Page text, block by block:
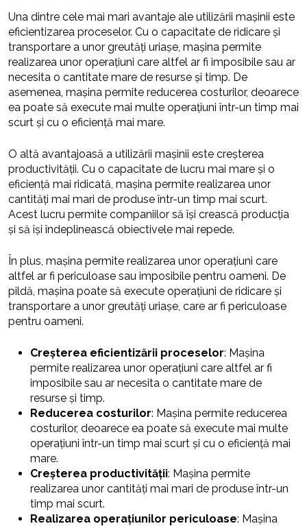
Una dintre cele mai mari avantaje ale utilizării mașinii este
eficientizarea proceselor. Cu o capacitate de ridicare și
transportare a unor greutăți uriașe, mașina permite
realizarea unor operațiuni care altfel ar fi imposibile sau ar
necesita o cantitate mare de resurse și timp. De
asemenea, mașina permite reducerea costurilor, deoarece
ea poate să execute mai multe operațiuni într-un timp mai
scurt și cu o eficiență mai mare.
O altă avantajoasă a utilizării mașinii este creșterea
productivității. Cu o capacitate de lucru mai mare și o
eficiență mai ridicată, mașina permite realizarea unor
cantități mai mari de produse într-un timp mai scurt.
Acest lucru permite companiilor să își crească producția
și să își îndeplinească obiectivele mai repede.
În plus, mașina permite realizarea unor operațiuni care
altfel ar fi periculoase sau imposibile pentru oameni. De
pildă, mașina poate să execute operațiuni de ridicare și
transportare a unor greutăți uriașe, care ar fi periculoase
pentru oameni.
Creșterea eficientizării proceselor: Mașina
permite realizarea unor operațiuni care altfel ar fi
imposibile sau ar necesita o cantitate mare de
resurse și timp.
Reducerea costurilor: Mașina permite reducerea
costurilor, deoarece ea poate să execute mai multe
operațiuni într-un timp mai scurt și cu o eficiență mai
mare.
Creșterea productivității: Mașina permite
realizarea unor cantități mai mari de produse într-un
timp mai scurt.
Realizarea operațiunilor periculoase: Mașina